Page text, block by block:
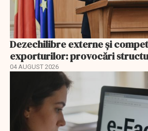
Dezechilibre externe și
exporturilor: provocări
04 AUGUST 2026